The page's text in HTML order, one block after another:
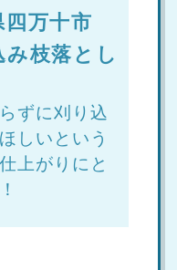
万十市
枝落とし
ずに刈り込
しいという
上がりにと